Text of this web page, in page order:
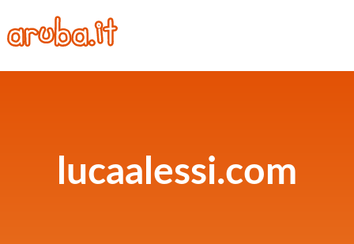
lucaalessi.com